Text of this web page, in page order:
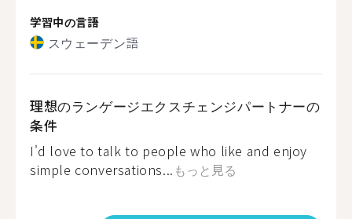
学習中の言語
スウェーデン語
理想のランゲージエクスチェンジパートナーの
条件
I'd love to talk to people who like and enjoy
simple conversations... もっと見る